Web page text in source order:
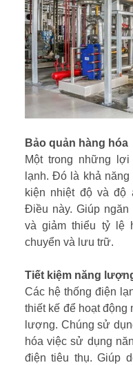
Bảo quản hàng hóa
Một trong những
lạnh. Đó là khả
kiện nhiệt độ và độ
Điều này. Giúp
và giảm thiểu tỷ lệ
chuyển và lưu trữ.
Tiết kiệm năng
Các hệ thống điện
thiết kế để hoạt động
lượng. Chúng sử
hóa việc sử dụng
điện tiêu thụ. Giúp